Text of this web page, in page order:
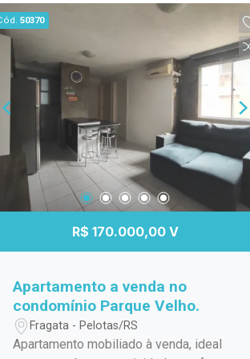
Localizado no Centro de Pelotas, a
apenas duas quadras do Supermercado
Paraíso e próximo à Avenida Bento
Gonçalves, o imóvel está cercado por
mercados, academias, clínicas,
consultórios, restaurantes e diversos
serviços essenciais. A região
proporciona mobilidade e fácil acesso
aos principais pontos da cidade,
tornando o dia a dia mais prático.
Descrição do imóvel: Situado no 3º
andar, com posição solar norte e
sacada voltada para a rua, o studio foi
com inteligência. Totalmente mobiliado
e equipado, conta com móveis sob
medida, eletrodomésticos, utensílios
domésticos e ambientes climatizados,
50370
R$ 170.000,00 V
Apartamento a venda no
condomínio Parque Velho.
Fragata - Pelotas/RS
Apartamento mobiliado à venda, ideal